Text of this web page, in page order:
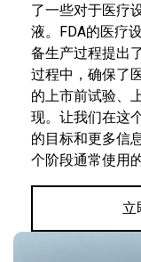
了一些对于医疗
液。FDA的医疗
备生产过程提出
过程中，确保了
的上市前试验、
现。让我们在这
的目标和更多信
个阶段通常使用
立